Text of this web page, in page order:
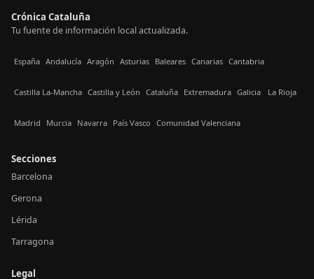
Crónica Cataluña
Tu fuente de información local actualizada.
España Andalucía Aragón Asturias Baleares Canarias Cantabria
Castilla La-Mancha Castilla y León Cataluña Extremadura Galicia La Rioja
Madrid Murcia Navarra País Vasco Comunidad Valenciana
Secciones
Barcelona
Gerona
Lérida
Tarragona
Legal